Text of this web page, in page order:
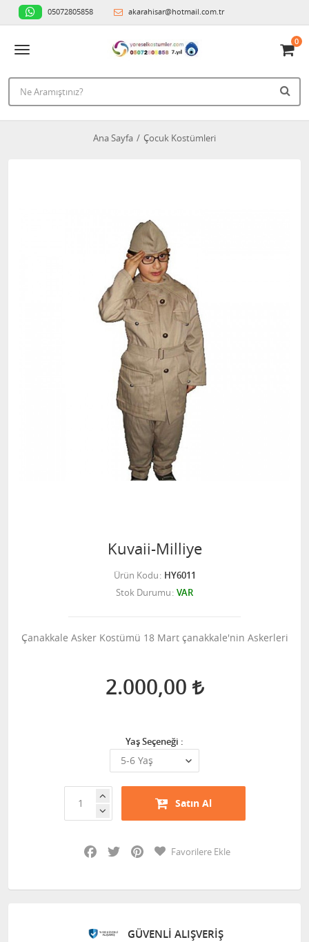
05072805858 akarahisar@hotmail.com.tr
0
Ana Sayfa Çocuk Kostümleri
Kuvaii-Milliye
Ürün Kodu HY6011
Stok Durumu VAR
Çanakkale Asker Kostümü 18 Mart çanakkale'nin Askerleri
2.000,00
Yaş Seçeneği :
Satın Al
Facebook
Twitter PinterestFavorilere Ekle
GÜVENLİ ALIŞVERİŞ